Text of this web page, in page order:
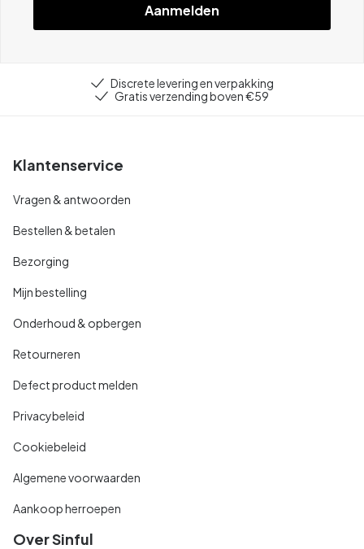
Aanmelden
Discrete levering en verpakking
Gratis verzending boven €59
Klantenservice
Vragen & antwoorden
Bestellen & betalen
Bezorging
Mijn bestelling
Onderhoud & opbergen
Retourneren
Defect product melden
Privacybeleid
Cookiebeleid
Algemene voorwaarden
Aankoop herroepen
Over Sinful